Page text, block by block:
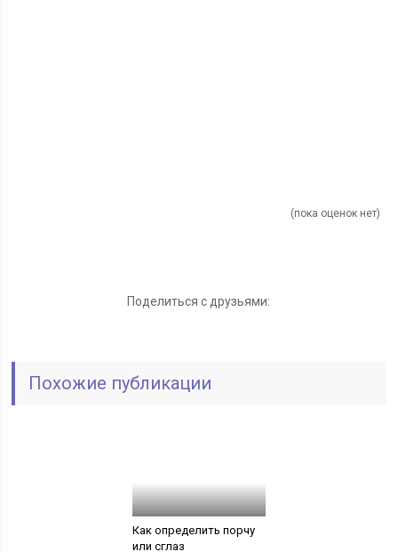
(пока оценок нет)
Поделиться с друзьями:
Похожие публикации
Как определить порчу
или сглаз